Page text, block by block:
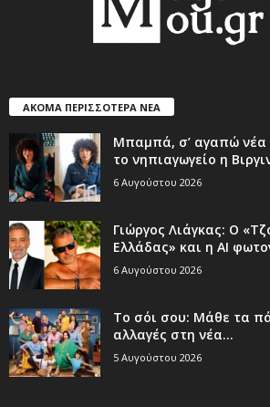
ΑΚΟΜΑ ΠΕΡΙΣΣΟΤΕΡΑ ΝΕΑ
Μπαμπά, σ’ αγαπώ νέα
το νηπιαγωγείο η
6 Αυγούστου 2026
Γιώργος Λιάγκας: Ο
Ελλάδας» και η AI
6 Αυγούστου 2026
Το σόι σου: Μάθε τα
αλλαγές στη νέα...
5 Αυγούστου 2026